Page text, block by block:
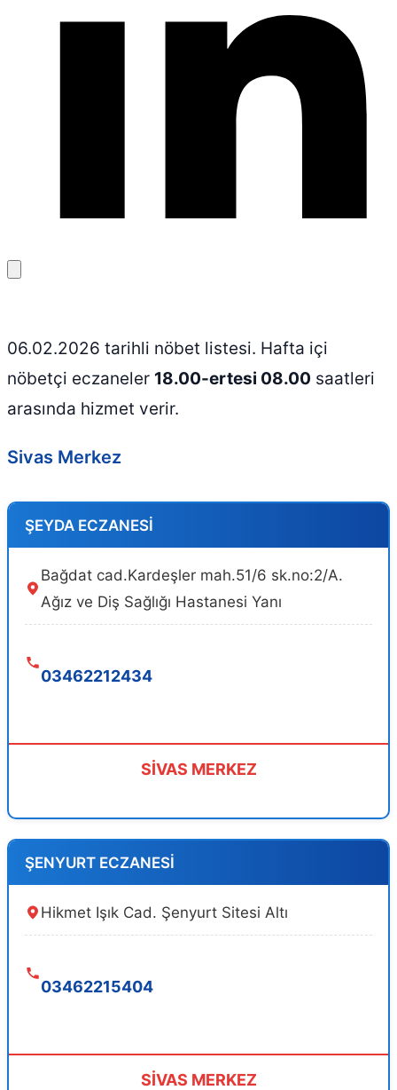
kopyala
06.02.2026 tarihli nöbet listesi. Hafta içi
nöbetçi eczaneler 18.00-ertesi 08.00 saatleri
arasında hizmet verir.
Sivas Merkez
ŞEYDA ECZANESİ
Bağdat cad.Kardeşler mah.51/6 sk.no:2/A.
Ağız ve Diş Sağlığı Hastanesi Yanı
03462212434
SİVAS MERKEZ
ŞENYURT ECZANESİ
Hikmet Işık Cad. Şenyurt Sitesi Altı
03462215404
SİVAS MERKEZ